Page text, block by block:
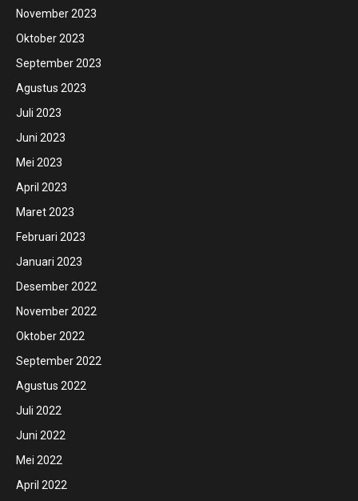
November 2023
Oktober 2023
September 2023
Agustus 2023
Juli 2023
Juni 2023
Mei 2023
April 2023
Maret 2023
Februari 2023
Januari 2023
Desember 2022
November 2022
Oktober 2022
September 2022
Agustus 2022
Juli 2022
Juni 2022
Mei 2022
April 2022